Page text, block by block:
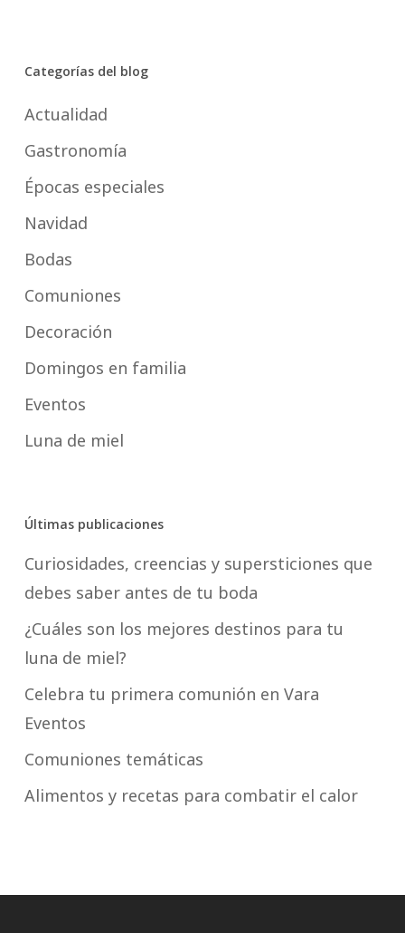
Categorías del blog
Actualidad
Gastronomía
Épocas especiales
Navidad
Bodas
Comuniones
Decoración
Domingos en familia
Eventos
Luna de miel
Últimas publicaciones
Curiosidades, creencias y supersticiones que
debes saber antes de tu boda
¿Cuáles son los mejores destinos para tu
luna de miel?
Celebra tu primera comunión en Vara
Eventos
Comuniones temáticas
Alimentos y recetas para combatir el calor